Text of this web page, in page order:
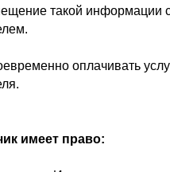
такой информации
оплачивать
имеет право: